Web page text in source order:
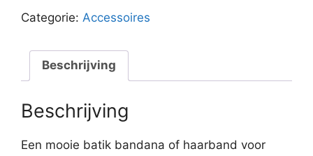
Rood
Categorie: Accessoires
Beschrijving
Beschrijving
Een mooie batik bandana of haarband voor